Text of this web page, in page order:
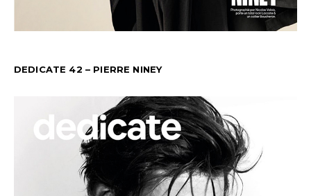
DEDICATE 42 – PIERRE NINEY